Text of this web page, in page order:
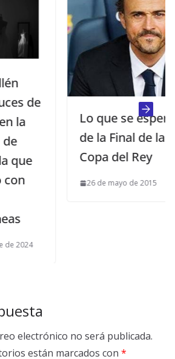
de
Lo que se espera
de la Final de la
Copa del Rey
26 de mayo de 2015
electrónico no será publicada.
están marcados con *